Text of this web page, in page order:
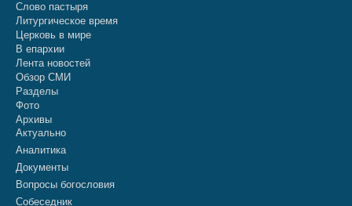
Слово пастыря
Литургическое время
Церковь в мире
В епархии
Лента новостей
Обзор СМИ
Разделы
Фото
Архивы
Актуально
Аналитика
Документы
Вопросы богословия
Собеседник